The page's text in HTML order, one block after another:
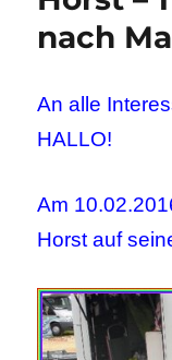
nach
An alle
HALLO!
Am
Horst auf